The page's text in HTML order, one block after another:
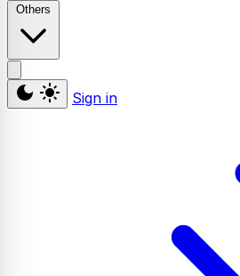
Others
Sign in